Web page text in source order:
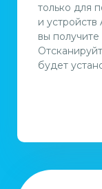
только для
и устройств
вы
будет